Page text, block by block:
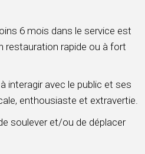
6 mois dans le service est
restauration rapide ou à fort
interagir avec le public et ses
enthousiaste et extravertie.
soulever et/ou de déplacer